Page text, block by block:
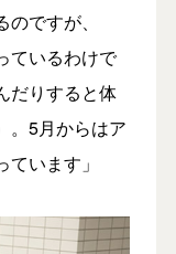
ですが、
ているわけで
だりすると体
。5月からはア
います」